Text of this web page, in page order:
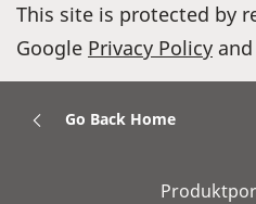
This site is protected by
Google Privacy Policy and
Go Back Home